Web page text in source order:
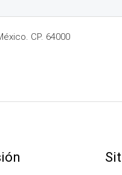
CP. 64000